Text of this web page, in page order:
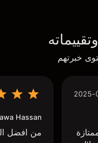
خبرتهم
2025-
Hassan
من افضل